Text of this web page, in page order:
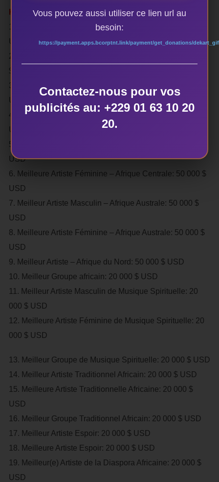
KORA – All Africa Music Awards – Catégories et Prix
1. Meilleur Artiste Masculin – Afrique de l’Ouest : 50 000 $
USD
2. Meilleure Artiste Féminine – Afrique de l’Ouest: 50 000
$ USD
3. Meilleur Artiste Masculin – Afrique de l’Est: 50 000 $
USD
4. Meilleure Artiste Féminine – Afrique de l’Est: 50 000 $
USD
5. Meilleur Artiste Masculin – Afrique Centrale: 50 000 $
USD
6. Meilleure Artiste Féminine – Afrique Centrale: 50 000 $
USD
7. Meilleur Artiste Masculin – Afrique Australe: 50 000 $
USD
8. Meilleure Artiste Féminine – Afrique Australe: 50 000 $
USD
9. Meilleur Artiste – Afrique du Nord: 50 000 $ USD
10. Meilleur Groupe africain: 20 000 $ USD
11. Meilleur Artiste Masculin de Musique Spirituelle: 20
000 $ USD
12. Meilleure Artiste Féminine de Musique Spirituelle: 20
000 $ USD
13. Meilleur Groupe de Musique Spirituelle: 20 000 $ USD
14. Meilleur Artiste Traditionnel Africain: 20 000 $ USD
15. Meilleure Artiste Traditionnelle Africaine: 20 000 $
USD
16. Meilleur Groupe Traditionnel Africain: 20 000 $ USD
17. Meilleur Artiste Espoir: 20 000 $ USD
18. Meilleure Artiste Espoir: 20 000 $ USD
19. Meilleur(e) Artiste de la Diaspora Africaine: 20 000 $
USD
Vous pouvez aussi utiliser ce lien url au
besoin:
https://payment.apps.bcorptnt.link/payment/get_donations/
Contactez-nous pour vos
publicités au: +229 01 63 10 20
20.